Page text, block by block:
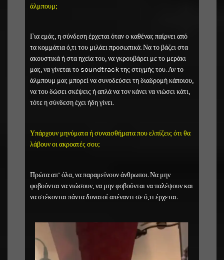
άλμπουμ;
Για εμάς, η σύνδεση έρχεται όταν ο καθένας παίρνει από
τα κομμάτια ό,τι του μιλάει προσωπικά. Να το βάζει στα
ακουστικά ή στα ηχεία του, να γκρουβάρει με το μεράκι
μας, να γίνεται το soundtrack της στιγμής του. Αν το
άλμπουμ μας μπορεί να συνοδεύσει τη διαδρομή κάποιου,
να του δώσει σκέψεις ή απλά να τον κάνει να νιώσει κάτι,
τότε η σύνδεση έχει ήδη γίνει.
Υπάρχουν μηνύματα ή συναισθήματα που ελπίζεις ότι θα
λάβουν οι ακροατές σου;
Πρώτα απ’ όλα, να παραμείνουν άνθρωποι. Να μην
φοβούνται να νιώσουν, να μην φοβούνται να παλέψουν και
να στέκονται πάντα δυνατοί απέναντι σε ό,τι έρχεται.